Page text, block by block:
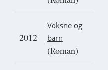
2012
Voksne og
barn
(Roman)